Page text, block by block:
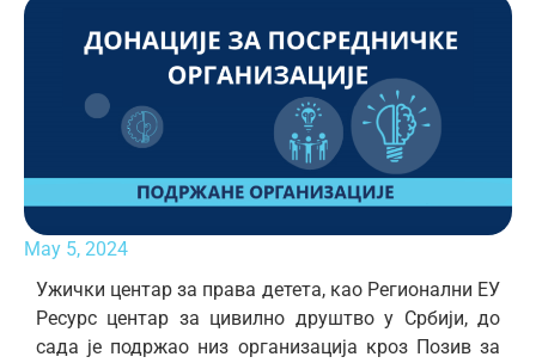
May 5, 2024
Ужички центар за права детета, као Регионални ЕУ
Ресурс центар за цивилно друштво у Србији, до
сада је подржао низ организација кроз Позив за